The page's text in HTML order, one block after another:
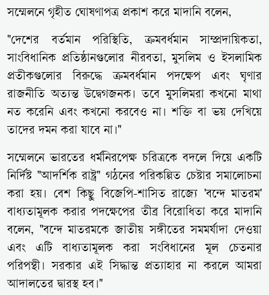
সম্মেলনে গৃহীত ঘোষণাপত্র প্রকাশ করে মাদানি বলেন,
"দেশের বর্তমান পরিস্থিতি, ক্রমবর্ধমান সাম্প্রদায়িকতা,
সাংবিধানিক প্রতিষ্ঠানগুলোর নীরবতা, মুসলিম ও ইসলামিক
প্রতীকগুলোর বিরুদ্ধে ক্রমবর্ধমান পদক্ষেপ এবং ঘৃণার
রাজনীতি অত্যন্ত উদ্বেগজনক। তবে মুসলিমরা কখনো মাথা
নত করেনি এবং কখনো করবেও না। শক্তি বা ভয় দেখিয়ে
তাদের দমন করা যাবে না।"
সম্মেলনে ভারতের ধর্মনিরপেক্ষ চরিত্রকে বদলে দিয়ে একটি
নির্দিষ্ট "আদর্শিক রাষ্ট্র" গঠনের পরিকল্পিত চেষ্টার সমালোচনা
করা হয়। বেশ কিছু বিজেপি-শাসিত রাজ্যে 'বন্দে মাতরম'
বাধ্যতামূলক করার পদক্ষেপের তীব্র বিরোধিতা করে মাদানি
বলেন, "বন্দে মাতরমকে জাতীয় সঙ্গীতের সমমর্যাদা দেওয়া
এবং এটি বাধ্যতামূলক করা সংবিধানের মূল চেতনার
পরিপন্থী। সরকার এই সিদ্ধান্ত প্রত্যাহার না করলে আমরা
আদালতের দ্বারস্থ হব।"